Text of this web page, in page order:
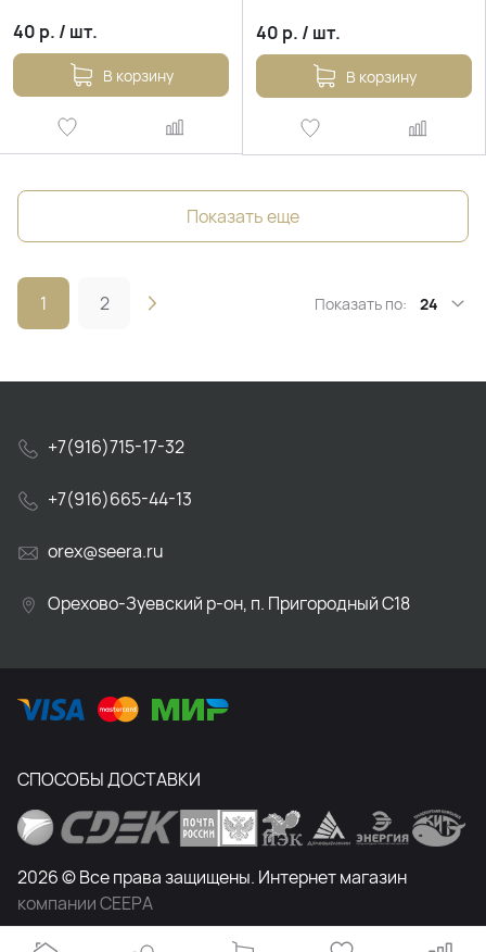
40 р. / шт.
В корзину
40 р. / шт.
В корзину
Показать еще
1 2 Показать по: 24
+7(916)715-17-32
+7(916)665-44-13
orex@seera.ru
Орехово-Зуевский р-он, п. Пригородный С18
СПОСОБЫ ДОСТАВКИ
2026 © Все права защищены. Интернет магазин
компании СЕЕРА